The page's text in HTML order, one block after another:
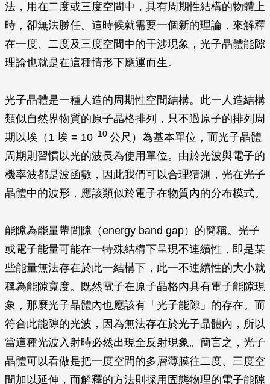
法，用在二度或三度空間中，具有周期性結構的物體上
時，卻無法勝任。這時候就需要一個新的理論，來解釋
在一度、二度及三度空間中的干涉現象，光子晶體能隙
理論也就是在這種情形下應運而生。
光子晶體是一種人造的周期性空間結構。此一人造結構
類似自然界物質的原子晶格排列，只不過原子的排列周
期以埃（1 埃 = 10−10 公尺）為基本單位，而光子晶體
周期則習慣以光的波長為使用單位。由於光波與電子的
機率波都是波函數，因此我們可以合理猜測，光在光子
晶體中的波形，應該類似於電子在物質內的分布模式。
能隙為能量帶間隙（energy band gap）的簡稱。光子
或電子能量可能在一特殊結構下呈現不連續性，即是某
些能量無法存在於此一結構下，此一不連續性的大小就
稱為能隙寬度。既然電子在原子晶格內具有電子能隙現
象，那麼光子晶體內也應該有「光子能隙」的存在。而
符合此能隙的光波，因為無法存在於光子晶體內，所以
當這種光波入射時必然出現全反射現象。簡言之，光子
晶體可以看做是把一度空間的多層薄膜往二度、三度空
間加以延伸，而解釋的方法則採用固態物理的電子能隙